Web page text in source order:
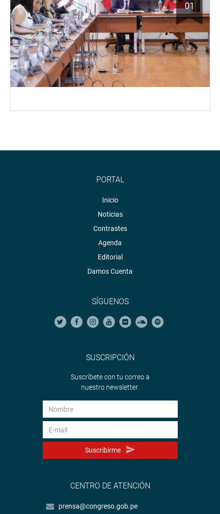
01
PORTAL
Inicio
Noticias
Contrastes
Agenda
Editorial
Damos Cuenta
SÍGUENOS
SUSCRIPCIÓN
Suscríbete con tu correo a
nuestro newsletter.
Suscribirme
CENTRO DE ATENCIÓN
prensa@congreso.gob.pe